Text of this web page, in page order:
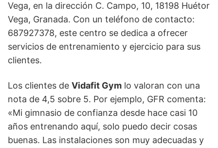
Vega, en la dirección C. Campo, 10, 18198 Huétor
Vega, Granada. Con un teléfono de contacto:
687927378, este centro se dedica a ofrecer
servicios de entrenamiento y ejercicio para sus
clientes.
Los clientes de Vidafit Gym lo valoran con una
nota de 4,5 sobre 5. Por ejemplo, GFR comenta:
«Mi gimnasio de confianza desde hace casi 10
años entrenando aquí, solo puedo decir cosas
buenas. Las instalaciones son muy adecuadas y